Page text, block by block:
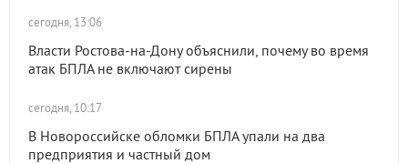
сегодня, 13:06
Власти Ростова-на-Дону объяснили, почему во время
атак БПЛА не включают сирены
сегодня, 10:17
В Новороссийске обломки БПЛА упали на два
предприятия и частный дом